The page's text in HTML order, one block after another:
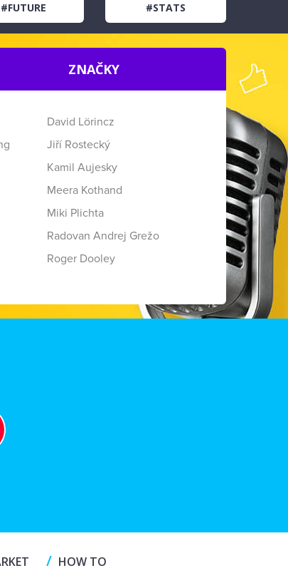
#FUTURE #STATS
ZNAČKY
David Lörincz
Jiří Rostecký
Kamil Aujesky
Meera Kothand
Miki Plichta
Radovan Andrej Grežo
Roger Dooley
/ HOW TO